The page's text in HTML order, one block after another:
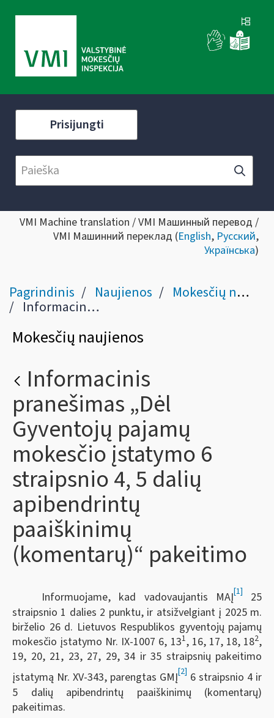
Prisijungti
VMI Machine translation / VMI Машинный перевод /
VMI Машинний переклад (English, Русский,
Українська)
Pagrindinis Naujienos Mokesčių naujienos
Informacinis pranešimas „Dėl Gyventojų pajamų mokesčio įstatymo 6 straipsnio 4, 5 dalių apibendrintų paaiškinimų (komentarų)“ pakeitimo
Mokesčių naujienos
Informacinis
pranešimas „Dėl
Gyventojų pajamų
mokesčio įstatymo 6
straipsnio 4, 5 dalių
apibendrintų
paaiškinimų
(komentarų)“ pakeitimo
Informuojame, kad vadovaujantis MAĮ[1]
25
straipsnio 1 dalies 2 punktu, ir atsižvelgiant į 2025 m.
birželio 26 d. Lietuvos Respublikos gyventojų pajamų
mokesčio įstatymo Nr. IX-1007 6, 131, 16, 17, 18, 182,
19, 20, 21, 23, 27, 29, 34 ir 35 straipsnių pakeitimo
įstatymą Nr. XV-343, parengtas GMĮ[2] 6 straipsnio 4 ir
5 dalių apibendrintų paaiškinimų (komentarų)
pakeitimas.